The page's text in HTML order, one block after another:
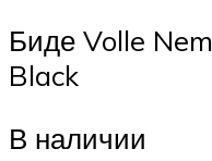
Биде Volle
Black
В наличии